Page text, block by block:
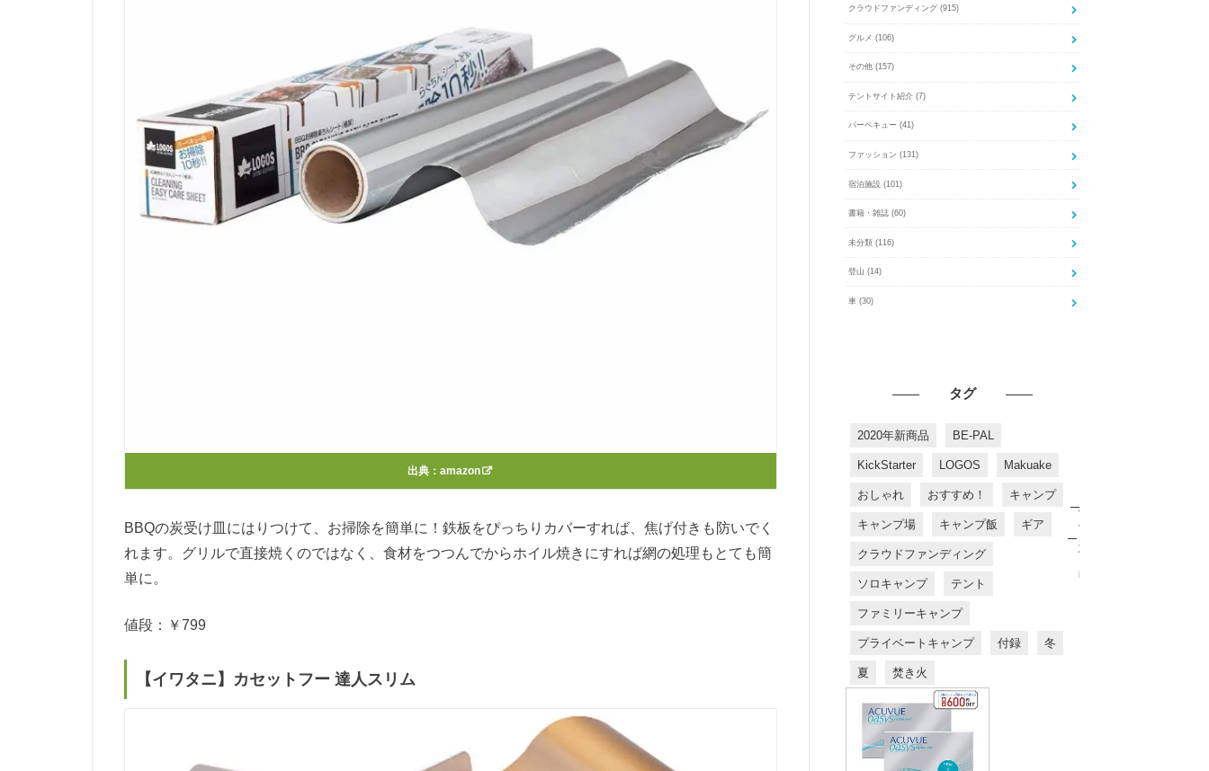
出典： amazon
BBQの炭受け皿にはりつけて、お掃除を簡単に！鉄板をぴっちりカバーすれば、焦げ付きも防いでく
れます。グリルで直接焼くのではなく、食材をつつんでからホイル焼きにすれば網の処理もとても簡
単に。
値段：￥799
【イワタニ】カセットフー 達人スリム
クラウドファンディング (915)
グルメ (106)
その他 (157)
テントサイト紹介 (7)
バーベキュー (41)
ファッション (131)
宿泊施設 (101)
書籍・雑誌 (60)
未分類 (116)
登山 (14)
車 (30)
タグ
2020年新商品 BE-PAL
KickStarter LOGOS Makuake
おしゃれ おすすめ！ キャンプ
キャンプ場 キャンプ飯 ギア
クラウドファンディング
ソロキャンプ テント
ファミリーキャンプ
プライベートキャンプ 付録 冬
夏 焚き火
す
す
め
商
品